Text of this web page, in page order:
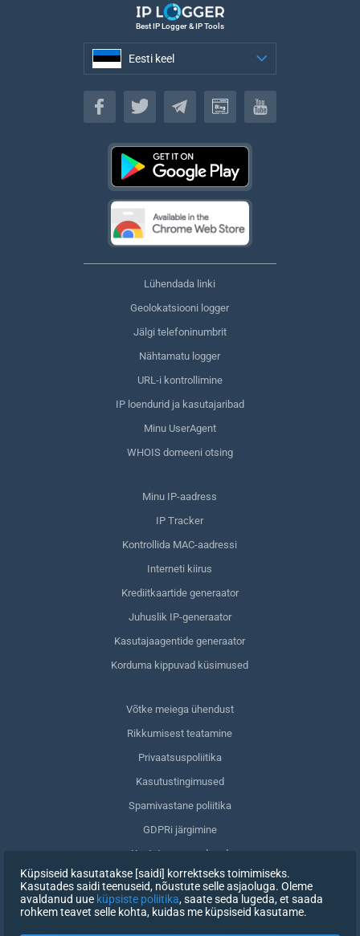
Best IP Logger & IP Tools
Eesti keel
Eesti keel
Lühendada linki
Geolokatsiooni logger
Jälgi telefoninumbrit
Nähtamatu logger
URL-i kontrollimine
IP loendurid ja kasutajaribad
Minu UserAgent
WHOIS domeeni otsing
Minu IP-aadress
IP Tracker
Kontrollida MAC-aadressi
Interneti kiirus
Krediitkaartide generaator
Juhuslik IP-generaator
Kasutajaagentide generaator
Korduma kippuvad küsimused
Võtke meiega ühendust
Rikkumisest teatamine
Privaatsuspoliitika
Kasutustingimused
Spamivastane poliitika
GDPRi järgimine
Kustuta oma andmed
Nõusoleku tagasivõtmine
Küpsiseid kasutatakse [saidi] korrektseks toimimiseks.
Kasutades saidi teenuseid, nõustute selle asjaoluga. Oleme
avaldanud uue küpsiste poliitika, saate seda lugeda, et saada
rohkem teavet selle kohta, kuidas me küpsiseid kasutame.